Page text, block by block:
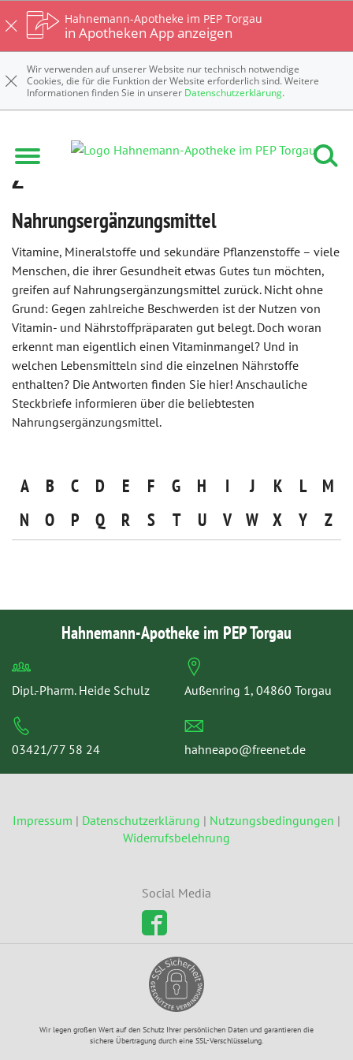
Hahnemann-Apotheke im PEP Torgau
in Apotheken App anzeigen
Wir verwenden auf unserer Website nur technisch notwendige
Cookies, die für die Funktion der Website erforderlich sind. Weitere
Informationen finden Sie in unserer Datenschutzerklärung.
Nahrungsergänzungsmittel von A-
Z
Nahrungsergänzungsmittel
Vitamine, Mineralstoffe und sekundäre Pflanzenstoffe – viele
Menschen, die ihrer Gesundheit etwas Gutes tun möchten,
greifen auf Nahrungsergänzungsmittel zurück. Nicht ohne
Grund: Gegen zahlreiche Beschwerden ist der Nutzen von
Vitamin- und Nährstoffpräparaten gut belegt. Doch woran
erkennt man eigentlich einen Vitaminmangel? Und in
welchen Lebensmitteln sind die einzelnen Nährstoffe
enthalten? Die Antworten finden Sie hier! Anschauliche
Steckbriefe informieren über die beliebtesten
Nahrungsergänzungsmittel.
A B C D E F G H I J K L
M
N
O P Q R S T U V W X Y Z
Hahnemann-Apotheke im PEP Torgau
Dipl.-Pharm. Heide Schulz Außenring 1, 04860 Torgau
03421/77 58 24 hahneapo@freenet.de
Impressum | Datenschutzerklärung | Nutzungsbedingungen |
Widerrufsbelehrung
Social Media
Wir legen großen Wert auf den Schutz Ihrer persönlichen Daten und garantieren die
sichere Übertragung durch eine SSL-Verschlüsselung.